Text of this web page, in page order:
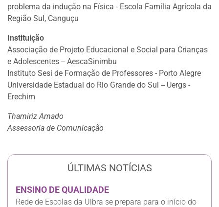
problema da indução na Física - Escola Família Agrícola da
Região Sul, Canguçu
Instituição
Associação de Projeto Educacional e Social para Crianças
e Adolescentes -- AescaSinimbu
Instituto Sesi de Formação de Professores - Porto Alegre
Universidade Estadual do Rio Grande do Sul -- Uergs -
Erechim
Thamiriz Amado
Assessoria de Comunicação
ÚLTIMAS NOTÍCIAS
ENSINO DE QUALIDADE
Rede de Escolas da Ulbra se prepara para o início do